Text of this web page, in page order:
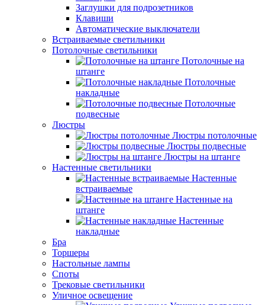
Заглушки для подрозетников
Клавиши
Автоматические выключатели
Встраиваемые светильники
Потолочные светильники
Потолочные на
штанге
Потолочные
накладные
Потолочные
подвесные
Люстры
Люстры потолочные
Люстры подвесные
Люстры на штанге
Настенные светильники
Настенные
встраиваемые
Настенные на
штанге
Настенные
накладные
Бра
Торшеры
Настольные лампы
Споты
Трековые светильники
Уличное освещение